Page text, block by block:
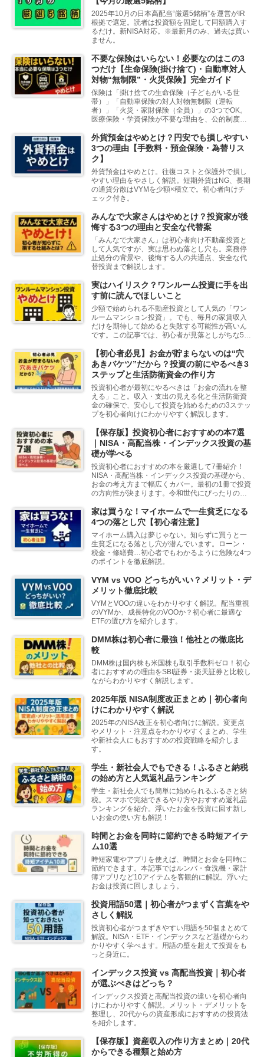
2025年10月の日本高配当“厳選5銘柄”を運営がIR
根拠で選定。読者は投資額を固定して同額購入す
るだけ。新NISA対応。※最新月のみ、過去は買い
ません。
不要な保険はいらない！必要なのはこの3
つだけ【生命保険(掛け捨て)・自動車対人
対物“無制限”・火災保険】完全ガイド
保険は「掛け捨ての生命保険（子どもがいる世
帯）」「自動車保険の対人対物無制限（運転
者）」「火災・家財保険（全員）」の3つでOK。
医療保険・学資保険が不要な理由を、公的制度
説。見直し手順・チェックリスト付き。
外貨預金はやめとけ？円安でも損しやすい
3つの理由【手数料・預金保険・為替リス
ク】
外貨預金はやめとけ。往復コストと保護外で損し
やすい理由をやさしく解説。短期外貨はNG、長期
の通貨分散はVYMを少額×積立で。初心者向けチ
ェック付き。
みんなで大家さんはやめとけ？投資家が後
悔する3つの理由と安全な代替案
「みんなで大家さん」は初心者向け不動産投資と
して人気ですが、実は思わぬ落とし穴も。業務停
止処分の背景や、後悔する人の共通点、安全な代
替投資まで解説します。
実はハイリスク？ワンルーム投資に手を出
す前に読んでほしいこと
少額で始められる不動産投資として人気の「ワン
ルームマンション投資」。でも、毎月の家賃収入
だけを期待して始めると失敗する可能性が高いん
です。この記事では、初心者が見落としがちな5つ
す。
【初心者必見】お金が貯まらないのは“穴
あきバケツ”だから？投資の前にやるべき3
ステップと生活防衛資金の作り方
投資初心者が最初にやるべきは「お金の流れを整
える」こと。収入・支出の見える化と生活防衛資
金の確保で、安心して投資を始めるための3ステッ
プを初心者向けにわかりやすく解説します。
【保存版】投資初心者におすすめの本7選
｜NISA・高配当株・インデックス投資の基
礎が学べる
投資初心者におすすめの本を厳選して7冊紹介！
NISA・高配当株・インデックス投資の基礎から、
お金の考え方まで幅広くカバー。最初の1冊で投資
の方向性が決まります。令和世代にぴったりの入
家は買うな！マイホームで一生貧乏になる
4つの落とし穴【初心者注意】
マイホーム購入は夢じゃない。知らずに買うと一
生貧乏になる落とし穴が潜んでいます。ローン・
税金・修繕費…初心者でもわかるように危険な4つ
のポイントを徹底解説。
VYM vs VOO どっちがいい？メリット・デ
メリット徹底比較
VYMとVOOの違いをわかりやすく解説。配当重視
のVYMか、成長特化のVOOか？初心者に最適な
ETFの選び方を紹介します。
DMM株は初心者に最強！他社との徹底比
較
DMM株は国内株も米国株も取引手数料ゼロ！初心
者におすすめの理由をSBI証券・楽天証券と比較し
ながらわかりやすく解説します。
2025年版 NISA制度改正まとめ｜初心者向
けにわかりやすく解説
2025年のNISA改正を初心者向けに解説。変更点
やメリット・注意点をわかりやすくまとめ、学生
や新社会人にもおすすめの投資戦略を紹介しま
す。
学生・新社会人でもできる！ふるさと納税
の始め方と人気返礼品ランキング
学生・新社会人でも簡単に始められるふるさと納
税。スマホで完結できるやり方やおすすめ返礼品
ランキングを紹介。浮いたお金を投資に回す新し
いお金の使い方も解説！
時間とお金を同時に節約できる時短アイテ
ム10選
時短家電やアプリを使えば、時間とお金を同時に
節約できます。本記事ではルンバ・食洗機・家計
簿アプリなど10アイテムを客観的に解説。浮いた
お金は投資に回しましょう。
投資用語50選｜初心者がつまずく言葉をや
さしく解説
投資初心者がつまずきやすい用語を50個まとめて
解説。NISA・ETF・インデックスなど基礎からわ
かりやすく学べます。用語の壁を超えて投資をも
っと身近に。
インデックス投資 vs 高配当投資｜初心者
が選ぶべきはどっち？
インデックス投資と高配当投資の違いを初心者向
けにわかりやすく解説。メリット・デメリットを
整理し、20代からの資産形成におすすめの投資法
を紹介します。
【保存版】資産収入の作り方まとめ｜20代
からできる種類と始め方